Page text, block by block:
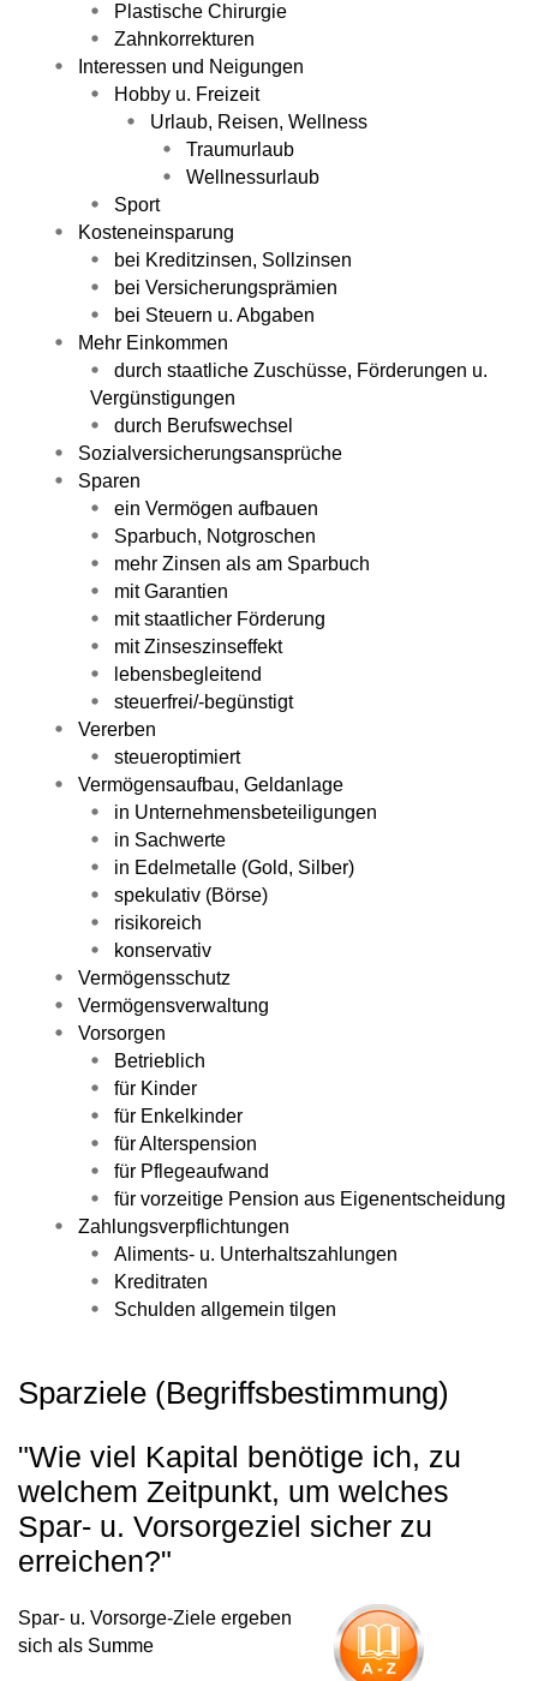
Plastische Chirurgie
Zahnkorrekturen
Interessen und Neigungen
Hobby u. Freizeit
Urlaub, Reisen, Wellness
Traumurlaub
Wellnessurlaub
Sport
Kosteneinsparung
bei Kreditzinsen, Sollzinsen
bei Versicherungsprämien
bei Steuern u. Abgaben
Mehr Einkommen
durch staatliche Zuschüsse, Förderungen u.
Vergünstigungen
durch Berufswechsel
Sozialversicherungsansprüche
Sparen
ein Vermögen aufbauen
Sparbuch, Notgroschen
mehr Zinsen als am Sparbuch
mit Garantien
mit staatlicher Förderung
mit Zinseszinseffekt
lebensbegleitend
steuerfrei/-begünstigt
Vererben
steueroptimiert
Vermögensaufbau, Geldanlage
in Unternehmensbeteiligungen
in Sachwerte
in Edelmetalle (Gold, Silber)
spekulativ (Börse)
risikoreich
konservativ
Vermögensschutz
Vermögensverwaltung
Vorsorgen
Betrieblich
für Kinder
für Enkelkinder
für Alterspension
für Pflegeaufwand
für vorzeitige Pension aus Eigenentscheidung
Zahlungsverpflichtungen
Aliments- u. Unterhaltszahlungen
Kreditraten
Schulden allgemein tilgen
Sparziele (Begriffsbestimmung)
"Wie viel Kapital benötige ich, zu
welchem Zeitpunkt, um welches
Spar- u. Vorsorgeziel sicher zu
erreichen?"
Spar- u. Vorsorge-Ziele ergeben
sich als Summe